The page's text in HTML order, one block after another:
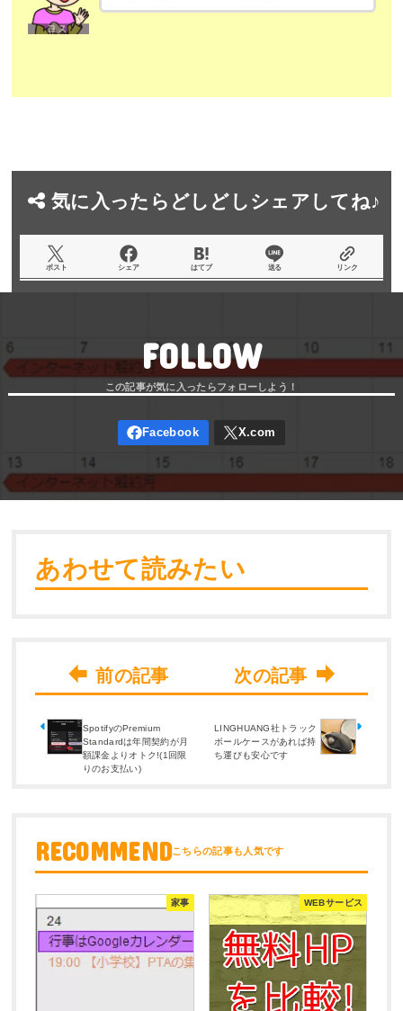
気に入ったらどしどしシェアしてね♪
ポスト シェア はてブ 送る リンク
FOLLOW
あわせて読みたい
SpotifyのPremium
Standardは年間契約が月
額課金よりオトク!(1回限
りのお支払い)
LINGHUANG社トラック
ボールケースがあれば持
ち運びも安心です
RECOMMEND
家事 WEBサービス